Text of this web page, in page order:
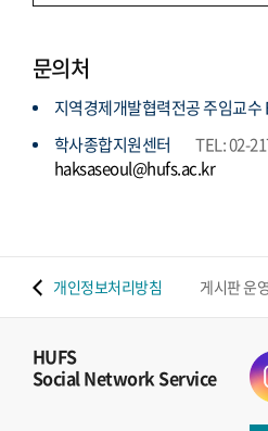
문의처
지역경제개발협력전공 주임교수
학사종합지원센터
TEL: 02-
haksaseoul@hufs.ac.kr
개인정보처리방침 게시판 운
HUFS
Social Network Service